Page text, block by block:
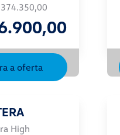
374.350,00
a oferta
High